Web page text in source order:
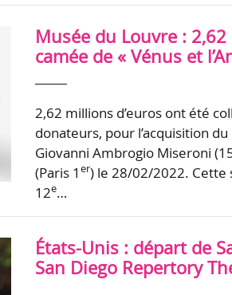
Musée du Louvre :
camée de « Vénus et
2,62 millions d’euros ont été
donateurs, pour l’acquisition
Giovanni Ambrogio Miseroni
(Paris 1er) le 28/02/2022. Cette
12e…
États-Unis : départ de
San Diego Repertory